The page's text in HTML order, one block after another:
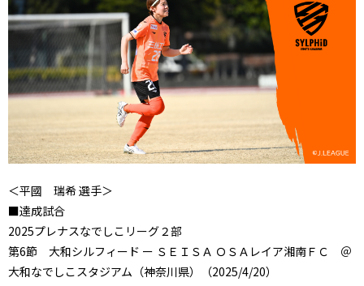
＜平國 瑞希 選手＞
■達成試合
2025プレナスなでしこリーグ２部
第6節 大和シルフィード ー ＳＥＩＳＡ ＯＳＡレイア湘南ＦＣ ＠
大和なでしこスタジアム（神奈川県）（2025/4/20）